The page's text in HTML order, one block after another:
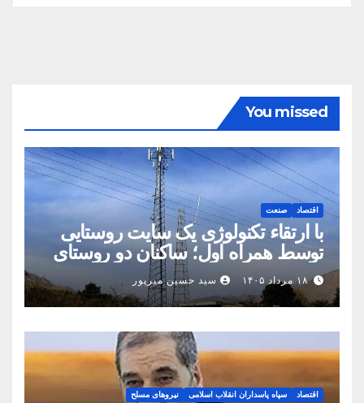
You missed
اقتصاد صنعت
با ارتقاء تکنولوژی یک سایت روستایی
توسط همراه اول؛ ساکنان دو روستای
شهرستان بینالود به شبکه ملی اطلاعات
متصل شدند
۱۸ مرداد ۱۴۰۵ سید حسین میرپور
اقتصاد سپاه پاسداران انقلاب اسلامی نیروهای مسلح